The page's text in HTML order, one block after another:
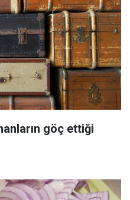
göç ettiği